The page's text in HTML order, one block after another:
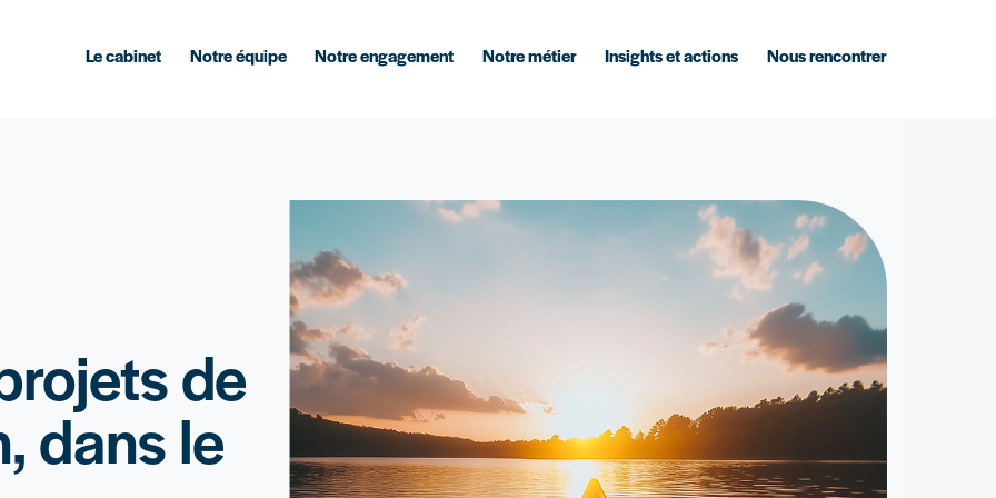
Le cabinet Notre équipe Notre engagement Notre métier Insights et actions Nous rencontrer
de
dans le